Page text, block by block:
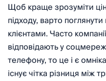
Щоб краще зрозуміти
підходу, варто
клієнтами. Часто
відповідають у
телефону, то це і є
існує чітка різниця